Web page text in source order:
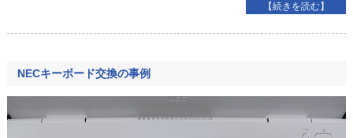
【続きを読む】
NECキーボード交換の事例